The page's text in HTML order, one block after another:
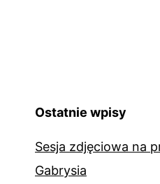
Ostatnie wpisy
Sesja zdjęciowa na
Gabrysia